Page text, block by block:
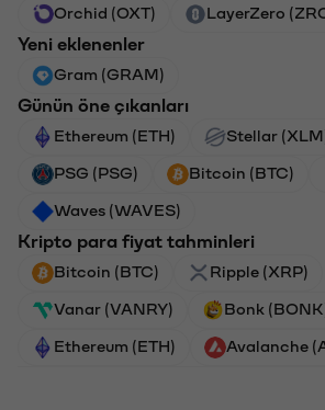
Orchid (OXT) LayerZero
Yeni eklenenler
Gram (GRAM)
Günün öne çıkanları
Ethereum (ETH) Stellar
PSG (PSG) Bitcoin (BTC)
Waves (WAVES)
Kripto para fiyat tahminleri
Bitcoin (BTC) Ripple (XRP)
Vanar (VANRY) Bonk
Ethereum (ETH) Avalanche